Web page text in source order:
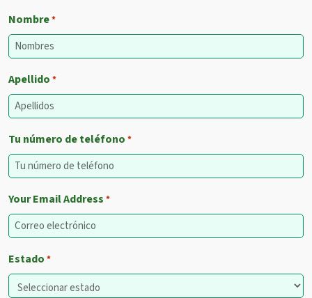
Nombre*
Apellido *
Tu número de teléfono *
Your Email Address *
Estado *